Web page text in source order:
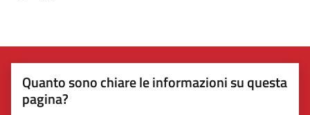
Quanto sono chiare le informazioni su questa
pagina?